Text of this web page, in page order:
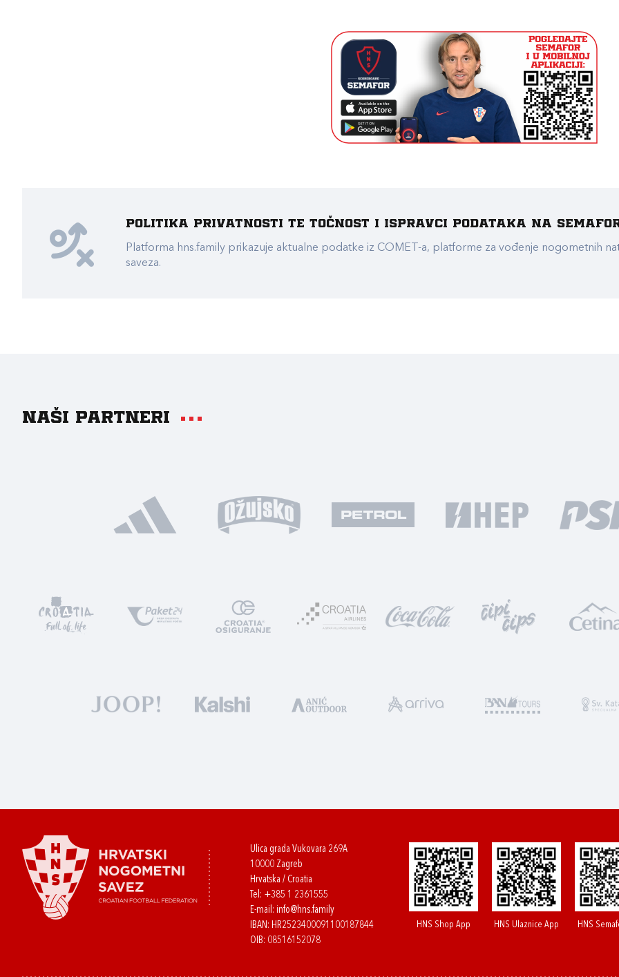
Politika privatnosti te točnost i ispravci podataka na
Platforma hns.family prikazuje aktualne podatke iz COMET-a, platforme za vođenje nogometnih
saveza.
Naši partneri
Ulica grada Vukovara 269A
10000 Zagreb
Hrvatska / Croatia
Tel: +385 1 2361555
E-mail: info@hns.family
IBAN: HR2523400091100187844
OIB: 08516152078
HNS Shop App HNS Ulaznice App HNS